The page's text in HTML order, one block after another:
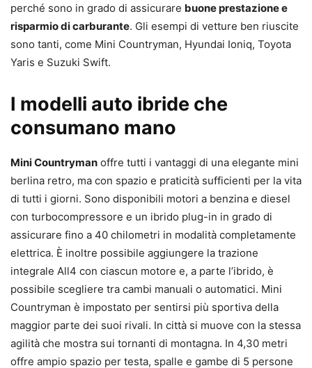
perché sono in grado di assicurare buone prestazione e
risparmio di carburante. Gli esempi di vetture ben riuscite
sono tanti, come Mini Countryman, Hyundai Ioniq, Toyota
Yaris e Suzuki Swift.
I modelli auto ibride che
consumano mano
Mini Countryman offre tutti i vantaggi di una elegante mini
berlina retro, ma con spazio e praticità sufficienti per la vita
di tutti i giorni. Sono disponibili motori a benzina e diesel
con turbocompressore e un ibrido plug-in in grado di
assicurare fino a 40 chilometri in modalità completamente
elettrica. È inoltre possibile aggiungere la trazione
integrale All4 con ciascun motore e, a parte l’ibrido, è
possibile scegliere tra cambi manuali o automatici. Mini
Countryman è impostato per sentirsi più sportiva della
maggior parte dei suoi rivali. In città si muove con la stessa
agilità che mostra sui tornanti di montagna. In 4,30 metri
offre ampio spazio per testa, spalle e gambe di 5 persone